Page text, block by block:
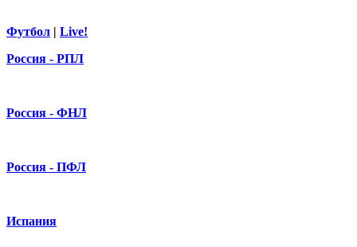
Футбол | Live!
Россия - РПЛ
Россия - ФНЛ
Россия - ПФЛ
Испания